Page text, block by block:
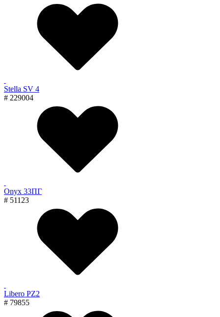
Stella SV 4
# 229004
Onyx 33ПГ
# 51123
Libero PZ2
# 79855